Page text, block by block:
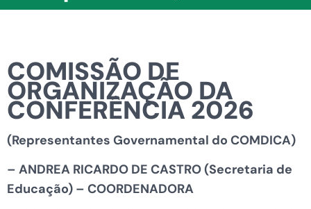
COMISSÃO DE
ORGANIZAÇÃO DA
CONFERÊNCIA 2026
(Representantes Governamental do COMDICA)
– ANDREA RICARDO DE CASTRO (Secretaria de
Educação) – COORDENADORA